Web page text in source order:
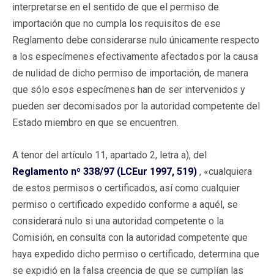
interpretarse en el sentido de que el permiso de
importación que no cumpla los requisitos de ese
Reglamento debe considerarse nulo únicamente respecto
a los especímenes efectivamente afectados por la causa
de nulidad de dicho permiso de importación, de manera
que sólo esos especímenes han de ser intervenidos y
pueden ser decomisados por la autoridad competente del
Estado miembro en que se encuentren.
A tenor del artículo 11, apartado 2, letra a), del
Reglamento nº 338/97 (LCEur 1997, 519) , «cualquiera
de estos permisos o certificados, así como cualquier
permiso o certificado expedido conforme a aquél, se
considerará nulo si una autoridad competente o la
Comisión, en consulta con la autoridad competente que
haya expedido dicho permiso o certificado, determina que
se expidió en la falsa creencia de que se cumplían las